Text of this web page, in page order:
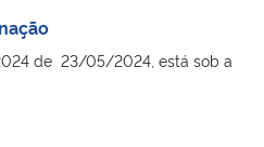
de 23/05/2024, está sob a